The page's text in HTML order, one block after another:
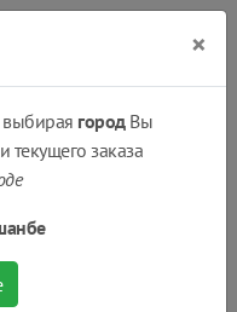
×
городВы
текущего заказа